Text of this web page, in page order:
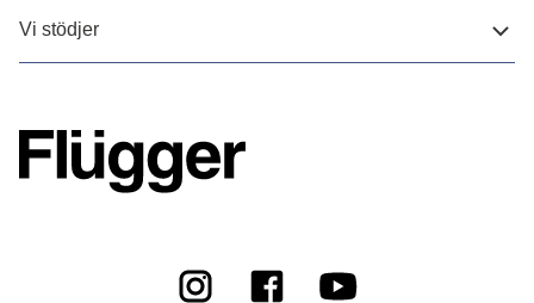
Vi stödjer